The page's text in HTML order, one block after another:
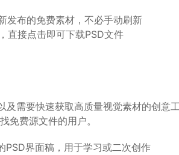
发布的免费素材，不必手动刷新
直接点击即可下载PSD文件
及需要快速获取高质量视觉素材的创意
免费源文件的用户。
PSD界面稿，用于学习或二次创作